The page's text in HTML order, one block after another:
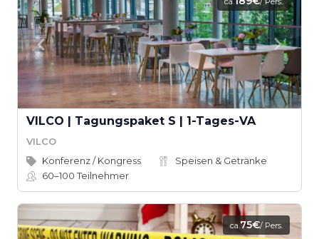
VILCO | Tagungspaket S | 1-Tages-VA
VILCO
Konferenz / Kongress
Speisen & Getränke
60–100Teilnehmer
ca.75€/ Pers.